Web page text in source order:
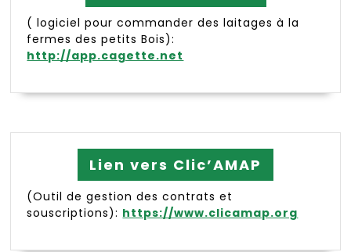
( logiciel pour commander des laitages à la
fermes des petits Bois):
http://app.cagette.net
Lien vers Clic’AMAP
(Outil de gestion des contrats et
souscriptions): https://www.clicamap.org